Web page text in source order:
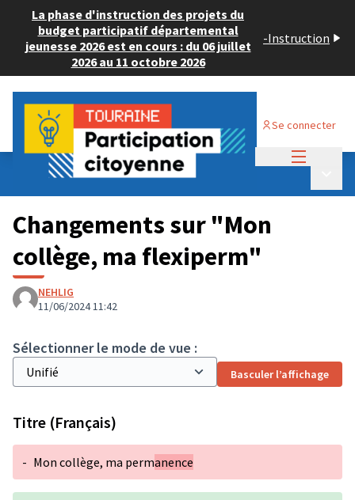
La phase d'instruction des projets du
budget participatif départemental
jeunesse 2026 est en cours : du 06 juillet
2026 au 11 octobre 2026
-Instruction
Se connecter
Budget Participatif JEUNESSE 2024
💡 Consulter les projets déposés
Changements sur "Mon
collège, ma flexiperm"
NEHLIG
11/06/2024 11:42
Sélectionner le mode de vue :
Basculer l’affichage
Titre (Français)
- Mon collège, ma permanence